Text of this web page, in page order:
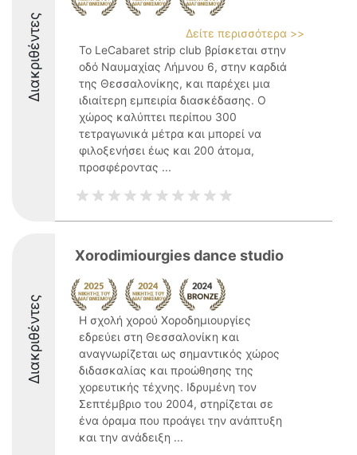
Διακριθέντες
Δείτε περισσότερα >>
Το LeCabaret strip club βρίσκεται στην
οδό Ναυμαχίας Λήμνου 6, στην καρδιά
της Θεσσαλονίκης, και παρέχει μια
ιδιαίτερη εμπειρία διασκέδασης. Ο
χώρος καλύπτει περίπου 300
τετραγωνικά μέτρα και μπορεί να
φιλοξενήσει έως και 200 άτομα,
προσφέροντας ...
Διακριθέντες
Χorodimiourgies dance studio
Η σχολή χορού Χοροδημιουργίες
εδρεύει στη Θεσσαλονίκη και
αναγνωρίζεται ως σημαντικός χώρος
διδασκαλίας και προώθησης της
χορευτικής τέχνης. Ιδρυμένη τον
Σεπτέμβριο του 2004, στηρίζεται σε
ένα όραμα που προάγει την ανάπτυξη
και την ανάδειξη ...